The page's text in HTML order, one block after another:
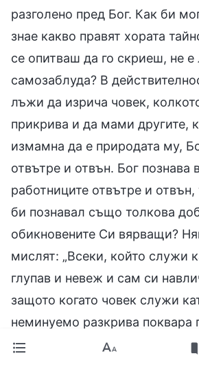
разголено пред Бог. Как би
знае какво правят хората
се опитваш да го скриеш, не е
самозаблуда? В
лъжи да изрича човек,
прикрива и да мами другите,
измамна да е природата му,
отвътре и отвън. Бог познава
работниците отвътре и
би познавал също толкова
обикновените Си вярващи?
мислят: „Всеки, който служи
глупав и невеж и сам си
защото когато човек служи
неминуемо разкрива
ли да се разкрие толкова